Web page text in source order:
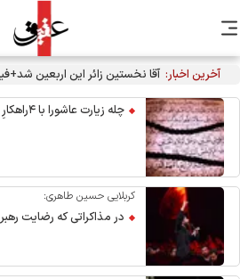
آخرین اخبار: آقا نخستین زائر این اربعین شد+فیلم
چله زیارت عاشورا با ۴راهکارِ خاص
کربلایی حسین طاهری:
در مذاکراتی که رضایت رهبر